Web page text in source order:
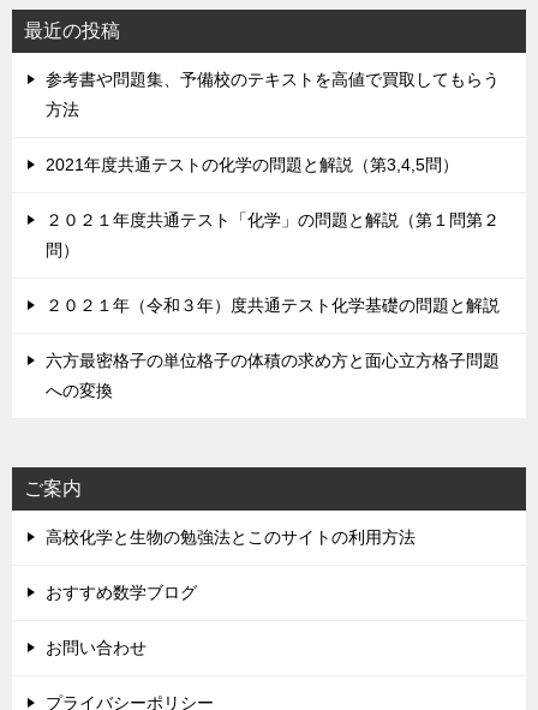
最近の投稿
参考書や問題集、予備校のテキストを高値で買取してもらう
方法
2021年度共通テストの化学の問題と解説（第3,4,5問）
２０２１年度共通テスト「化学」の問題と解説（第１問第２
問）
２０２１年（令和３年）度共通テスト化学基礎の問題と解説
六方最密格子の単位格子の体積の求め方と面心立方格子問題
への変換
ご案内
高校化学と生物の勉強法とこのサイトの利用方法
おすすめ数学ブログ
お問い合わせ
プライバシーポリシー